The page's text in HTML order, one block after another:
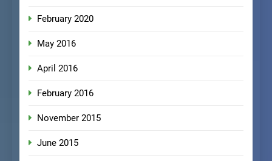
February 2020
May 2016
April 2016
February 2016
November 2015
June 2015